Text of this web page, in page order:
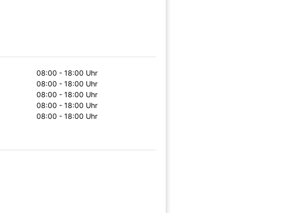
08:00 - 18:00 Uhr
08:00 - 18:00 Uhr
08:00 - 18:00 Uhr
08:00 - 18:00 Uhr
08:00 - 18:00 Uhr